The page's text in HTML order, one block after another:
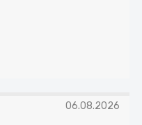
06.08.2026